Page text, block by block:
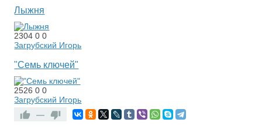
Лыжня
230400
Загрубский Игорь
"Семь ключей"
252600
Загрубский Игорь
—